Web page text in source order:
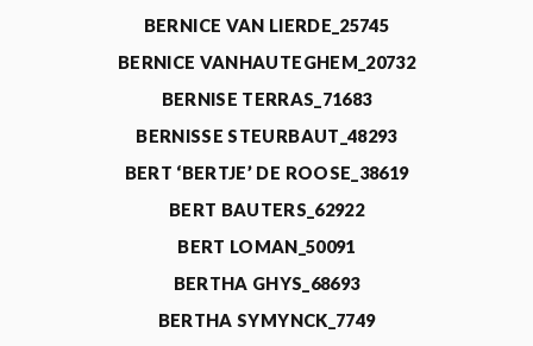
BERNICE VAN LIERDE_25745
BERNICE VANHAUTEGHEM_20732
BERNISE TERRAS_71683
BERNISSE STEURBAUT_48293
BERT ‘BERTJE’ DE ROOSE_38619
BERT BAUTERS_62922
BERT LOMAN_50091
BERTHA GHYS_68693
BERTHA SYMYNCK_7749